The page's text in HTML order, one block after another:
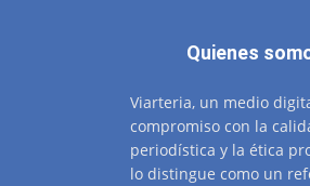
Quienes
Viarteria, un medio
compromiso con la
periodística y la ética
lo distingue como un